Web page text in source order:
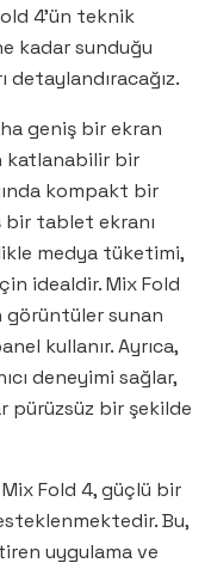
4’ün teknik
kadar sunduğu
geniş bir ekran
katlanabilir bir
kompakt bir
bir tablet ekranı
medya tüketimi,
idealdir. Mix Fold
görüntüler sunan
kullanır. Ayrıca,
deneyimi sağlar,
pürüzsüz bir şekilde
Fold 4, güçlü bir
Bu,
uygulama ve